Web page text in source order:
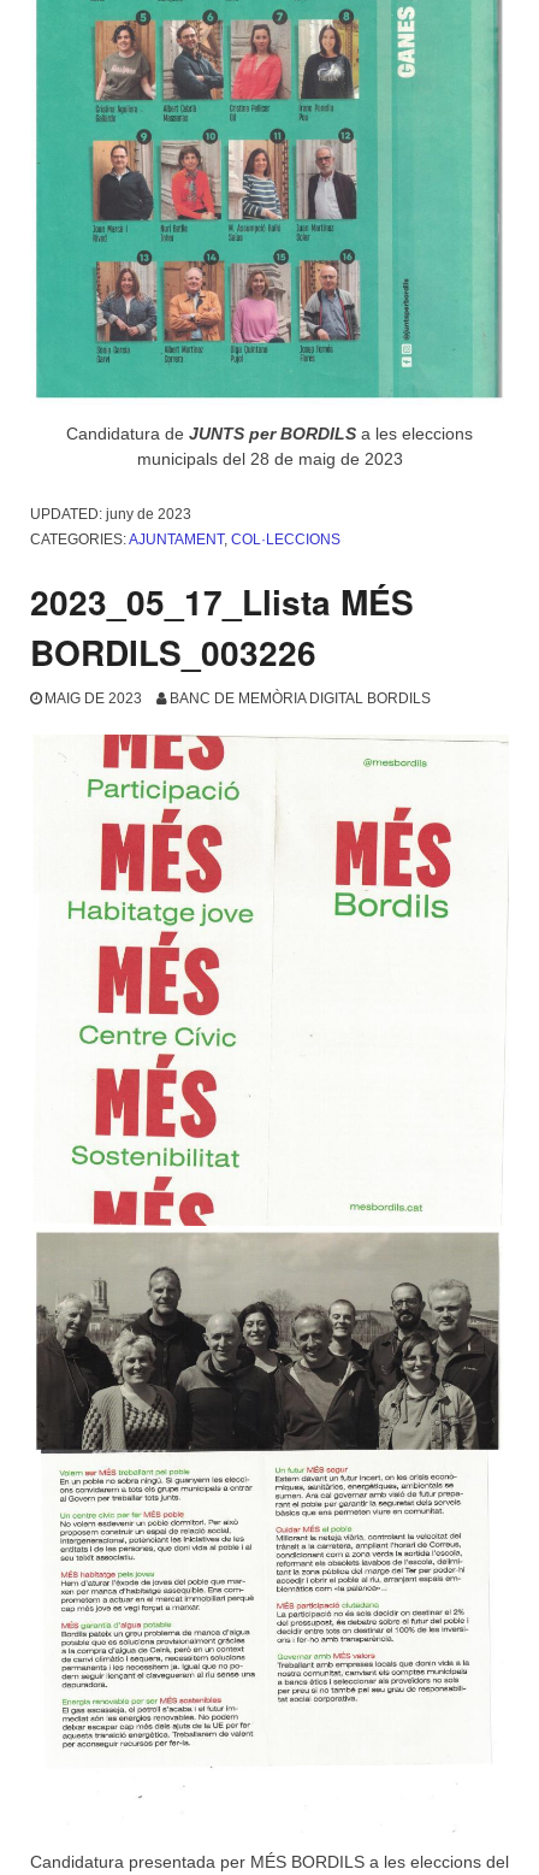
Candidatura de JUNTS per BORDILS a les eleccions
municipals del 28 de maig de 2023
UPDATED: juny de 2023
CATEGORIES:AJUNTAMENT, COL·LECCIONS
2023_05_17_Llista MÉS
BORDILS_003226
MAIG DE 2023 BANC DE MEMÒRIA DIGITAL BORDILS
Candidatura presentada per MÉS BORDILS a les eleccions del